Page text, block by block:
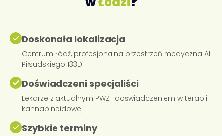
Doskonała lokalizacja
Centrum Łódź, profesjonalna przestrzeń medyczna Al.
Piłsudskiego 133D
Doświadczeni specjaliści
Lekarze z aktualnym PWZ i doświadczeniem w terapii
kannabinoidowej
Szybkie terminy